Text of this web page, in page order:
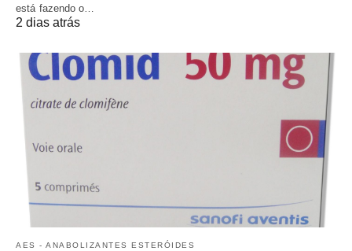
está fazendo o…
2 dias atrás
AES - ANABOLIZANTES ESTERÓIDES